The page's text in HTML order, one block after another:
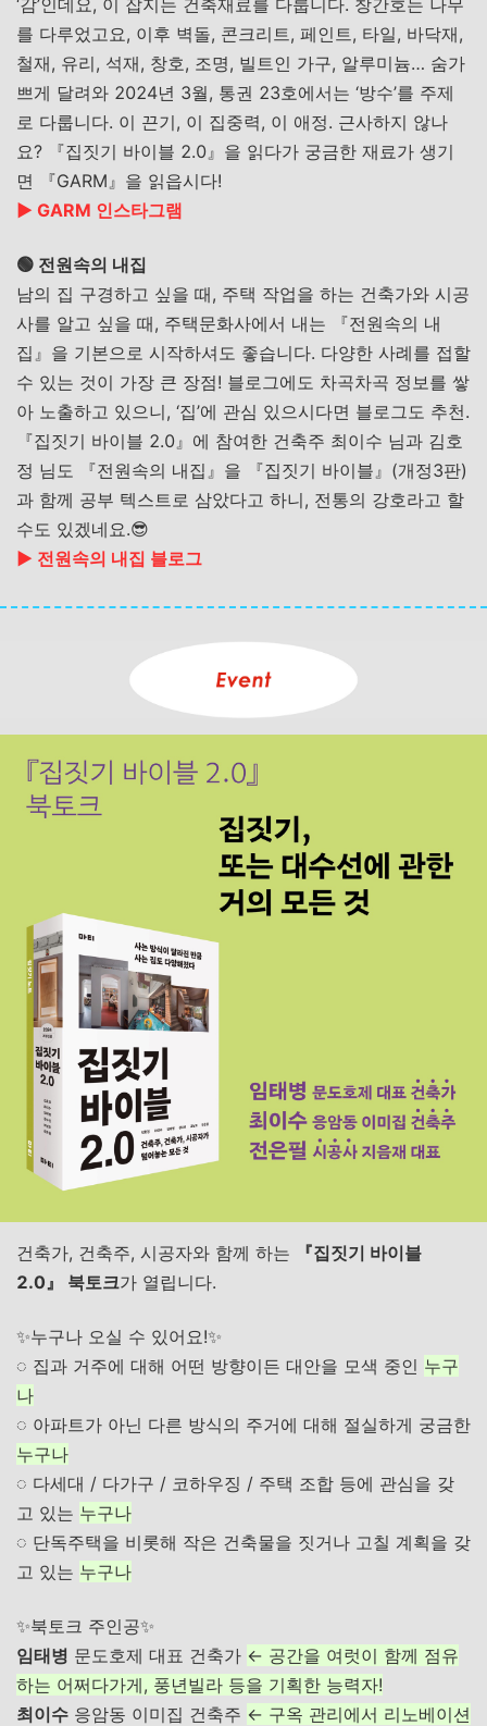
‘감’인데요, 이 잡지는 건축재료를 다룹니다. 창간호는 나무
를 다루었고요, 이후 벽돌, 콘크리트, 페인트, 타일, 바닥재,
철재, 유리, 석재, 창호, 조명, 빌트인 가구, 알루미늄… 숨가
쁘게 달려와 2024년 3월, 통권 23호에서는 ‘방수’를 주제
로 다룹니다. 이 끈기, 이 집중력, 이 애정. 근사하지 않나
요? 『집짓기 바이블 2.0』을 읽다가 궁금한 재료가 생기
면
『GARM』을 읽읍시다!
▶︎ GARM 인스타그램
🟢 전원속의 내집
남의 집 구경하고 싶을 때, 주택 작업을 하는 건축가와 시공
사를 알고 싶을 때, 주택문화사에서 내는 『전원속의 내
집』을 기본으로 시작하셔도 좋습니다. 다양한 사례를 접할
수 있는 것이 가장 큰 장점! 블로그에도 차곡차곡 정보를 쌓
아 노출하고 있으니, ‘집’에 관심 있으시다면 블로그도 추천.
『집짓기 바이블 2.0』에 참여한 건축주 최이수 님과 김호
정 님도 『전원속의 내집』을 『집짓기 바이블』 (개정3판)
과 함께 공부 텍스트로 삼았다고 하니, 전통의 강호라고 할
수도 있겠네요.😎
▶︎ 전원속의 내집 블로그
건축가, 건축주, 시공자와 함께 하는
『집짓기 바이블
2.0』 북토크가 열립니다.
✨누구나 오실 수 있어요!✨
◌ 집과 거주에 대해 어떤 방향이든 대안을 모색 중인 누구
나
◌ 아파트가 아닌 다른 방식의 주거에 대해 절실하게 궁금한
누구나
◌ 다세대 / 다가구 / 코하우징 / 주택 조합 등에 관심을 갖
고 있는 누구나
◌ 단독주택을 비롯해 작은 건축물을 짓거나 고칠 계획을 갖
고 있는 누구나
✨북토크 주인공✨
임태병 문도호제 대표 건축가 ← 공간을 여럿이 함께 점유
하는 어쩌다가게, 풍년빌라 등을 기획한 능력자!
최이수 응암동 이미집 건축주 ← 구옥 관리에서 리노베이션